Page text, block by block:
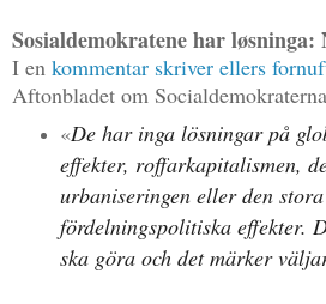
Sosialdemokratene har
I en kommentar skriver ellers
Aftonbladet om
«De har inga lösningar på
effekter, roffarkapitalismen,
urbaniseringen eller den
fördelningspolitiska effekter.
ska göra och det märker